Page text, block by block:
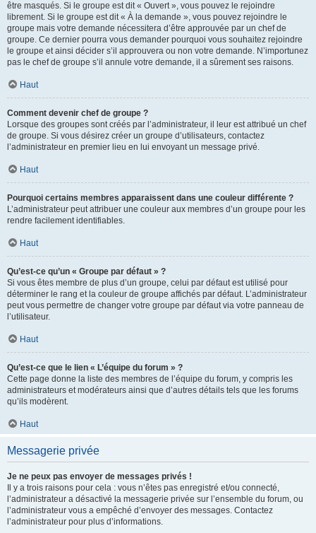
être masqués. Si le groupe est dit « Ouvert », vous pouvez le rejoindre
librement. Si le groupe est dit « À la demande », vous pouvez rejoindre le
groupe mais votre demande nécessitera d’être approuvée par un chef de
groupe. Ce dernier pourra vous demander pourquoi vous souhaitez rejoindre
le groupe et ainsi décider s’il approuvera ou non votre demande. N’importunez
pas le chef de groupe s’il annule votre demande, il a sûrement ses raisons.
Haut
Comment devenir chef de groupe ?
Lorsque des groupes sont créés par l’administrateur, il leur est attribué un chef
de groupe. Si vous désirez créer un groupe d’utilisateurs, contactez
l’administrateur en premier lieu en lui envoyant un message privé.
Haut
Pourquoi certains membres apparaissent dans une couleur différente ?
L’administrateur peut attribuer une couleur aux membres d’un groupe pour les
rendre facilement identifiables.
Haut
Qu’est-ce qu’un « Groupe par défaut » ?
Si vous êtes membre de plus d’un groupe, celui par défaut est utilisé pour
déterminer le rang et la couleur de groupe affichés par défaut. L’administrateur
peut vous permettre de changer votre groupe par défaut via votre panneau de
l’utilisateur.
Haut
Qu’est-ce que le lien « L’équipe du forum » ?
Cette page donne la liste des membres de l’équipe du forum, y compris les
administrateurs et modérateurs ainsi que d’autres détails tels que les forums
qu’ils modèrent.
Haut
Messagerie privée
Je ne peux pas envoyer de messages privés !
Il y a trois raisons pour cela : vous n’êtes pas enregistré et/ou connecté,
l’administrateur a désactivé la messagerie privée sur l’ensemble du forum, ou
l’administrateur vous a empêché d’envoyer des messages. Contactez
l’administrateur pour plus d’informations.